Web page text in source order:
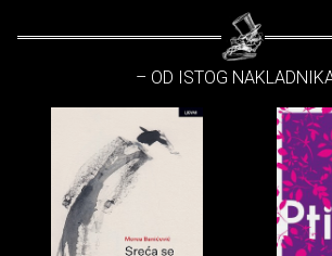
– OD ISTOG